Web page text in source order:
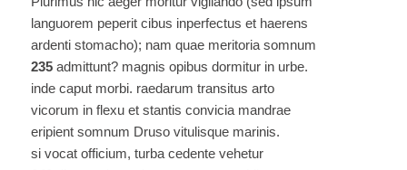
languorem peperit cibus inperfectus et haerens
ardenti stomacho); nam quae meritoria somnum
235admittunt? magnis opibus dormitur in urbe.
inde caput morbi. raedarum transitus arto
vicorum in flexu et stantis convicia mandrae
eripient somnum Druso vitulisque marinis.
si vocat officium, turba cedente vehetur